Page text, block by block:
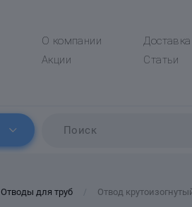
О компании
Акции
Статьи
Отводы для труб Отвод